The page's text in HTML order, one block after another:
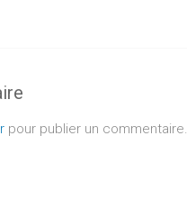
pour publier un commentaire.